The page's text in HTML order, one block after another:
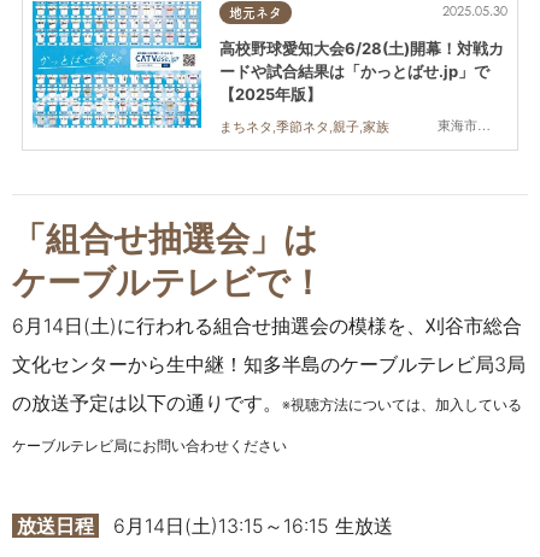
地元ネタ
東海市,大府市,知多市,東浦町,阿久比町,半田市,常滑市,武豊町,美浜町,南知多町
2025.05.30
高校野球愛知大会6/28(土)開幕！対戦カ
ードや試合結果は「かっとばせ.jp」で
【2025年版】
まちネタ,季節ネタ,親子,家族
「組合せ抽選会」は
ケーブルテレビで！
6月14日(土)に行われる組合せ抽選会の模様を、刈谷市総合
文化センターから生中継！ 知多半島のケーブルテレビ局3局
の放送予定は以下の通りです。
※視聴方法については、加入している
ケーブルテレビ局にお問い合わせください
放送日程 6月14日(土)13:15～16:15 生放送